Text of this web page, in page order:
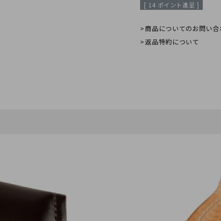
[ 14 ポイント進呈 ]
商品についてのお問い
返品特約について